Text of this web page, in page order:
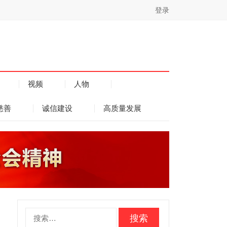
登录
视频 人物
善 诚信建设 高质量发展